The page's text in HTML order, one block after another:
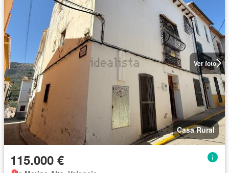
Ver foto
Casa Rural
115.000 €